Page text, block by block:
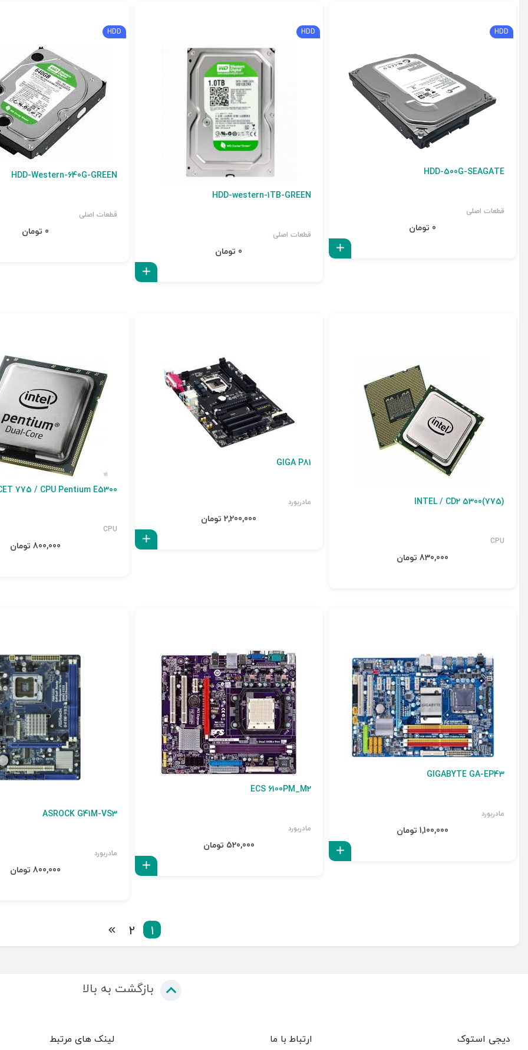
HDD
HDD-500G-SEAGATE
قطعات اصلی
0 تومان
HDD
HDD-western-1TB-GREEN
قطعات اصلی
0 تومان
HDD
HDD-Western-640G-GREEN
قطعات اصلی
0 تومان
INTEL / CD2 5300(775)
CPU
830,000 تومان
GIGA P81
مادربورد
2,200,000 تومان
775 / CPU Pentium E5300
CPU
800,000 تومان
GIGABYTE GA-EP43
مادربورد
1,100,000 تومان
ECS 6100PM_M2
مادربورد
520,000 تومان
ASROCK G41M-VS3
مادربورد
800,000 تومان
1
2
بازگشت به بالا
دیجی استوک ارتباط با ما لینک های مرتبط